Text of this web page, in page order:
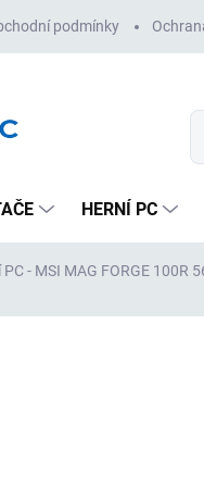
podmínky
HERNÍ PC
PC - MSI MAG FORGE 100R